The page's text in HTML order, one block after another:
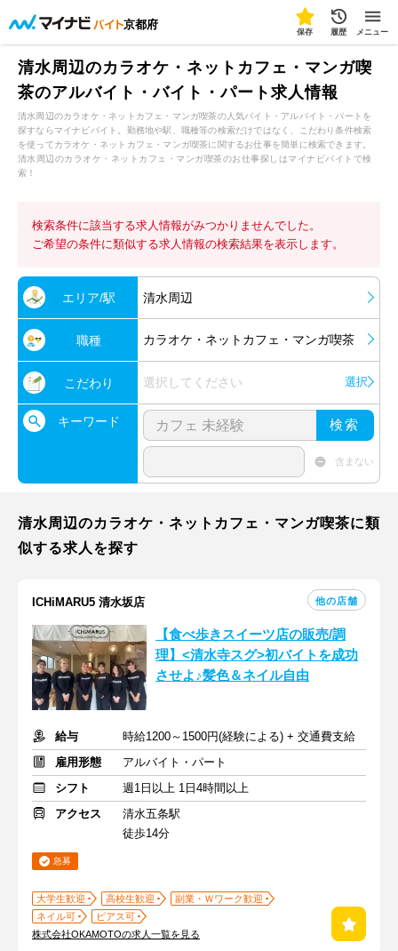
京都府
保存 履歴 メニュー
清水周辺のカラオケ・ネットカフェ・マンガ喫
茶のアルバイト・バイト・パート求人情報
清水周辺のカラオケ・ネットカフェ・マンガ喫茶の人気バイト・アルバイト・パートを
探すならマイナビバイト。勤務地や駅、職種等の検索だけではなく、こだわり条件検索
を使ってカラオケ・ネットカフェ・マンガ喫茶に関するお仕事を簡単に検索できます。
清水周辺のカラオケ・ネットカフェ・マンガ喫茶のお仕事探しはマイナビバイトで検
索！
検索条件に該当する求人情報がみつかりませんでした。
ご希望の条件に類似する求人情報の検索結果を表示します。
エリア/駅 清水周辺
職種 カラオケ・ネットカフェ・マンガ喫茶
こだわり 選択してください 選択
キーワード 検索
含まない
清水周辺のカラオケ・ネットカフェ・マンガ喫茶に類
似する求人を探す
ICHiMARU5 清水坂店 他の店舗
【食べ歩きスイーツ店の販売/調
理】<清水寺スグ>初バイトを成功
させよ♪髪色＆ネイル自由
給与
時給1200～1500円(経験による) + 交通費支給
雇用形態
アルバイト・パート
シフト
週1日以上 1日4時間以上
アクセス
清水五条駅
徒歩14分
急募
大学生歓迎 高校生歓迎
副業・Ｗワーク歓迎
ネイル可
ピアス可
株式会社OKAMOTOの求人一覧を見る